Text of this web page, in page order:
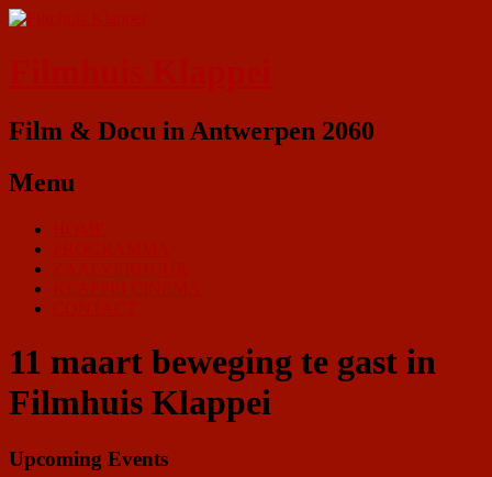
Film & Docu in Antwerpen 2060
Menu
11 maart beweging te gast in
Filmhuis Klappei
Upcoming Events